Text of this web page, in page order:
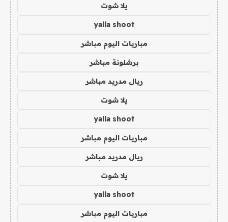
يلا شوت
yalla shoot
مباريات اليوم مباشر
برشلونة مباشر
ريال مدريد مباشر
يلا شوت
yalla shoot
مباريات اليوم مباشر
ريال مدريد مباشر
يلا شوت
yalla shoot
مباريات اليوم مباشر